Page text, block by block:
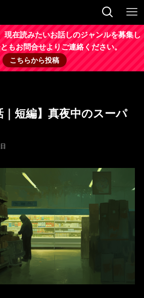
現在読みたいお話しのジャンルを募集し
もお問合せよりご連絡ください。
こちらから投稿
｜短編】真夜中のスーパ